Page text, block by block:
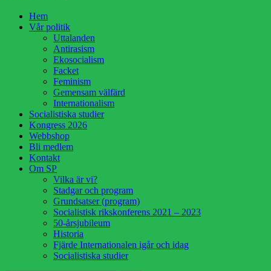
HoppaHem
Vår politik
Uttalanden
Antirasism
Ekosocialism
Facket
Feminism
Gemensam välfärd
Internationalism
Socialistiska studier
Kongress 2026
Webbshop
Bli medlem
Kontakt
Om SP
Vilka är vi?
Stadgar och program
Grundsatser (program)
Socialistisk rikskonferens 2021 – 2023
50-årsjubileum
Historia
Fjärde Internationalen igår och idag
Socialistiska studier